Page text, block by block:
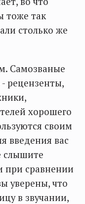
тоже так
столько же
Самозваные
рецензенты,
хорошего
своим
введения вас
слышите
при сравнении
уверены, что
в звучании,